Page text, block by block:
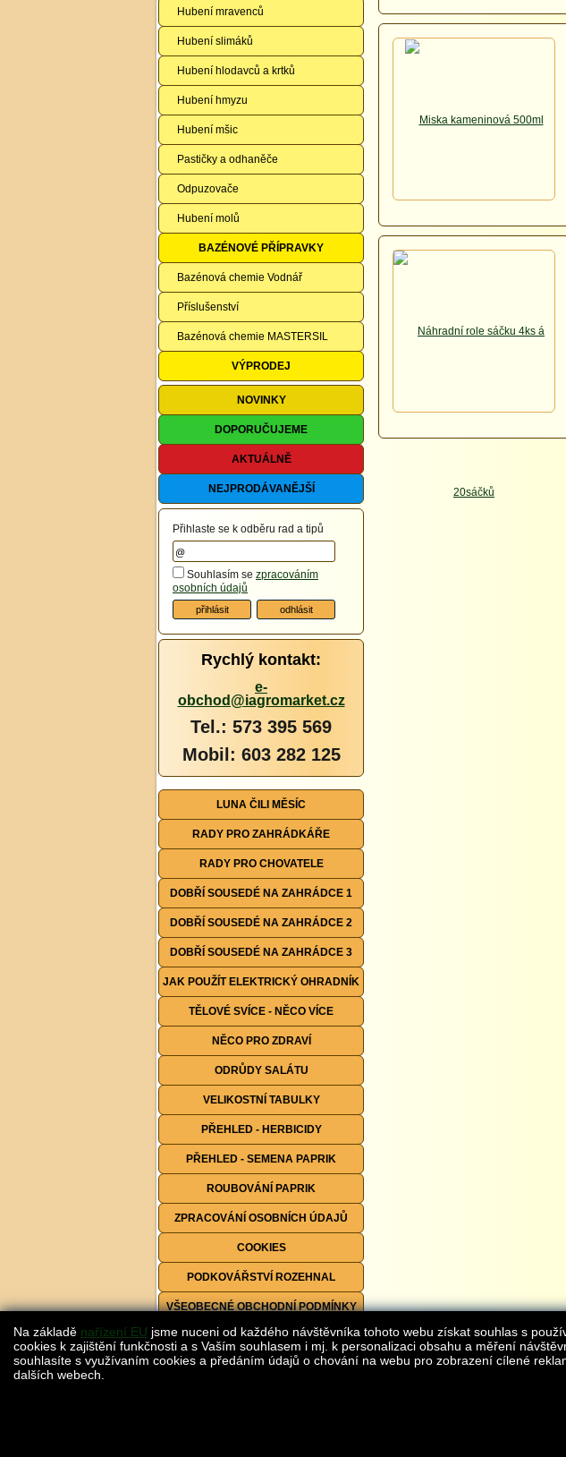
Hubení mravenců
Hubení slimáků
Hubení hlodavců a krtků
Hubení hmyzu
Hubení mšic
Pastičky a odhaněče
Odpuzovače
Hubení molů
BAZÉNOVÉ PŘÍPRAVKY
Bazénová chemie Vodnář
Příslušenství
Bazénová chemie MASTERSIL
VÝPRODEJ
NOVINKY
DOPORUČUJEME
AKTUÁLNĚ
NEJPRODÁVANĚJŠÍ
Přihlaste se k odběru rad a tipů
Souhlasím se zpracováním
osobních údajů
Rychlý kontakt:
e-
obchod@iagromarket.cz
Tel.: 573 395 569
Mobil: 603 282 125
LUNA ČILI MĚSÍC
RADY PRO ZAHRÁDKÁŘE
RADY PRO CHOVATELE
DOBŘÍ SOUSEDÉ NA ZAHRÁDCE 1
DOBŘÍ SOUSEDÉ NA ZAHRÁDCE 2
DOBŘÍ SOUSEDÉ NA ZAHRÁDCE 3
JAK POUŽÍT ELEKTRICKÝ OHRADNÍK
TĚLOVÉ SVÍCE - NĚCO VÍCE
NĚCO PRO ZDRAVÍ
ODRŮDY SALÁTU
VELIKOSTNÍ TABULKY
PŘEHLED - HERBICIDY
PŘEHLED - SEMENA PAPRIK
ROUBOVÁNÍ PAPRIK
ZPRACOVÁNÍ OSOBNÍCH ÚDAJŮ
COOKIES
PODKOVÁŘSTVÍ ROZEHNAL
VŠEOBECNÉ OBCHODNÍ PODMÍNKY
FORMULÁŘE KE STAŽENÍ
Na základě nařízení EU jsme nuceni od každého návštěvníka tohoto webu získat souhlas s
cookies k zajištění funkčnosti a s Vaším souhlasem i mj. k personalizaci obsahu a měření
souhlasíte s využívaním cookies a předáním údajů o chování na webu pro zobrazení cílené
dalších webech.